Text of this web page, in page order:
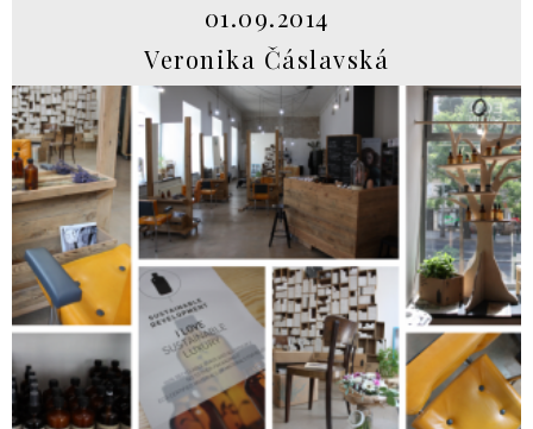
01.09.2014
Veronika Čáslavská